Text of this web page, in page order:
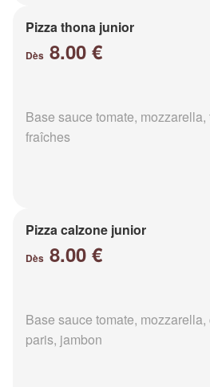
Pizza thona junior
Dès 8.00 €
Base sauce tomate,
fraîches
Pizza calzone junior
Dès 8.00 €
Base sauce tomate,
paris, jambon